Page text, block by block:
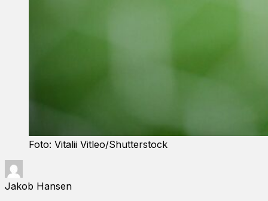
Foto: Vitalii Vitleo/Shutterstock
Jakob Hansen